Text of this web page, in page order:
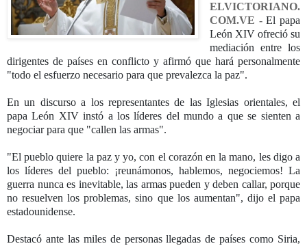
ELVICTORIANO.
COM.VE -El papa
León XIV ofreció su
mediación entre los
dirigentes de países en conflicto y afirmó que hará personalmente
"todo el esfuerzo necesario para que prevalezca la paz".
En un discurso a los representantes de las Iglesias orientales, el
papa León XIV instó a los líderes del mundo a que se sienten a
negociar para que "callen las armas".
"El pueblo quiere la paz y yo, con el corazón en la mano, les digo a
los líderes del pueblo: ¡reunámonos, hablemos, negociemos! La
guerra nunca es inevitable, las armas pueden y deben callar, porque
no resuelven los problemas, sino que los aumentan", dijo el papa
estadounidense.
Destacó ante las miles de personas llegadas de países como Siria,